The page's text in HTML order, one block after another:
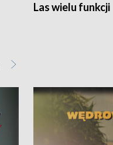
Las wielu funkcji